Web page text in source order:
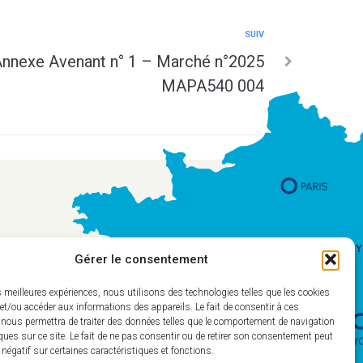
Gérer le consentement
meilleures expériences, nous utilisons des technologies telles que les cookies
ou accéder aux informations des appareils. Le fait de consentir à ces
permettra de traiter des données telles que le comportement de navigation
sur ce site. Le fait de ne pas consentir ou de retirer son consentement peut
négatif sur certaines caractéristiques et fonctions.
SUIV
Avenant n° 1 – Marché n°2025
MAPA540 004